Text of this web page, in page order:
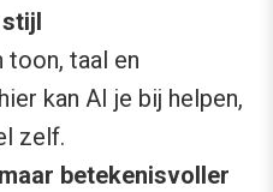
stijl
taal en
kan AI je bij helpen,
zelf.
betekenisvoller